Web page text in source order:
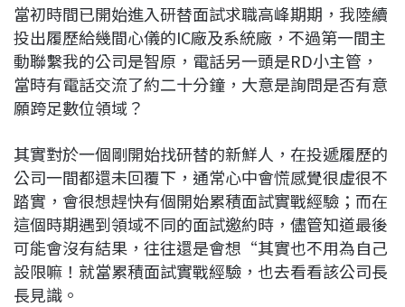
當初時間已開始進入研替面試求職高峰期期，我陸續
投出履歷給幾間心儀的IC廠及系統廠，不過第一間主
動聯繫我的公司是智原，電話另一頭是RD小主管，
當時有電話交流了約二十分鐘，大意是詢問是否有意
願跨足數位領域？
其實對於一個剛開始找研替的新鮮人，在投遞履歷的
公司一間都還未回覆下，通常心中會慌感覺很虛很不
踏實，會很想趕快有個開始累積面試實戰經驗；而在
這個時期遇到領域不同的面試邀約時，儘管知道最後
可能會沒有結果，往往還是會想“其實也不用為自己
設限嘛！就當累積面試實戰經驗，也去看看該公司長
長見識。